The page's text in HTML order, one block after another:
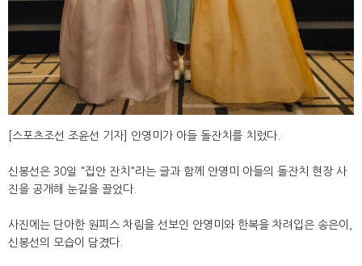
[스포츠조선 조윤선 기자] 안영미가 아들 돌잔치를 치렀다.
신봉선은 30일 "집안 잔치"라는 글과 함께 안영미 아들의 돌잔치 현장 사
진을 공개해 눈길을 끌었다.
사진에는 단아한 원피스 차림을 선보인 안영미와 한복을 차려입은 송은이,
신봉선의 모습이 담겼다.